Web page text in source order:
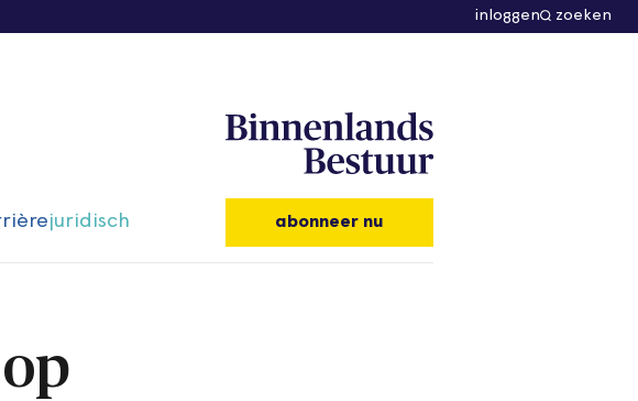
inloggen zoeken
juridisch abonneer nu